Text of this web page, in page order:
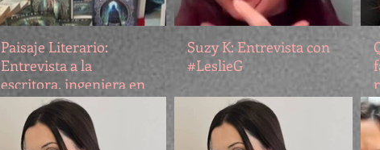
Paisaje Literario:
Entrevista a la
escritora, ingeniera en
Telecomunicaciones y
Electrónica, Leslie G
Suzy K: Entrevista con
#LeslieG